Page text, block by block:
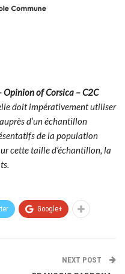
Opinion of Corsica – C2C
doit impérativement utiliser
d’un échantillon
de la population
cette taille d’échantillon, la
Google+
NEXT POST